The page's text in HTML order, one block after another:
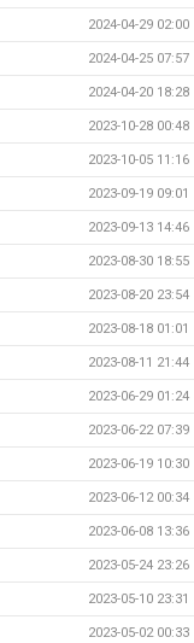
2024-04-29 02:00
2024-04-25 07:57
2024-04-20 18:28
2023-10-28 00:48
2023-10-05 11:16
2023-09-19 09:01
2023-09-13 14:46
2023-08-30 18:55
2023-08-20 23:54
2023-08-18 01:01
2023-08-11 21:44
2023-06-29 01:24
2023-06-22 07:39
2023-06-19 10:30
2023-06-12 00:34
2023-06-08 13:36
2023-05-24 23:26
2023-05-10 23:31
2023-05-02 00:33